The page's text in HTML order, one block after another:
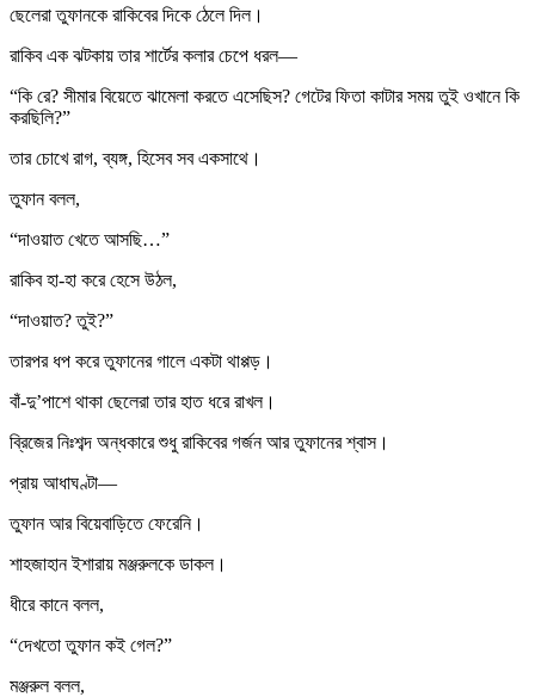
ছেলেরা তুফানকে রাকিবের দিকে ঠেলে দিল।
রাকিব এক ঝটকায় তার শার্টের কলার চেপে ধরল—
“কি রে? সীমার বিয়েতে ঝামেলা করতে এসেছিস? গেটের ফিতা কাটার সময় তুই ওখানে কি
করছিলি?”
তার চোখে রাগ, ব্যঙ্গ, হিসেব সব একসাথে।
তুফান বলল,
“দাওয়াত খেতে আসছি…”
রাকিব হা-হা করে হেসে উঠল,
“দাওয়াত? তুই?”
তারপর ধপ করে তুফানের গালে একটা থাপ্পড়।
বাঁ-দু’পাশে থাকা ছেলেরা তার হাত ধরে রাখল।
ব্রিজের নিঃশব্দ অন্ধকারে শুধু রাকিবের গর্জন আর তুফানের শ্বাস।
প্রায় আধাঘণ্টা—
তুফান আর বিয়েবাড়িতে ফেরেনি।
শাহজাহান ইশারায় মঞ্জরুলকে ডাকল।
ধীরে কানে বলল,
“দেখতো তুফান কই গেল?”
মঞ্জরুল বলল,